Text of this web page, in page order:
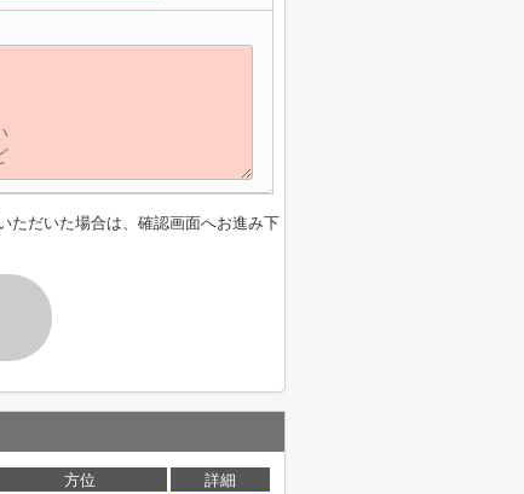
ただいた場合は、確認画面へお進み下
方位
詳細